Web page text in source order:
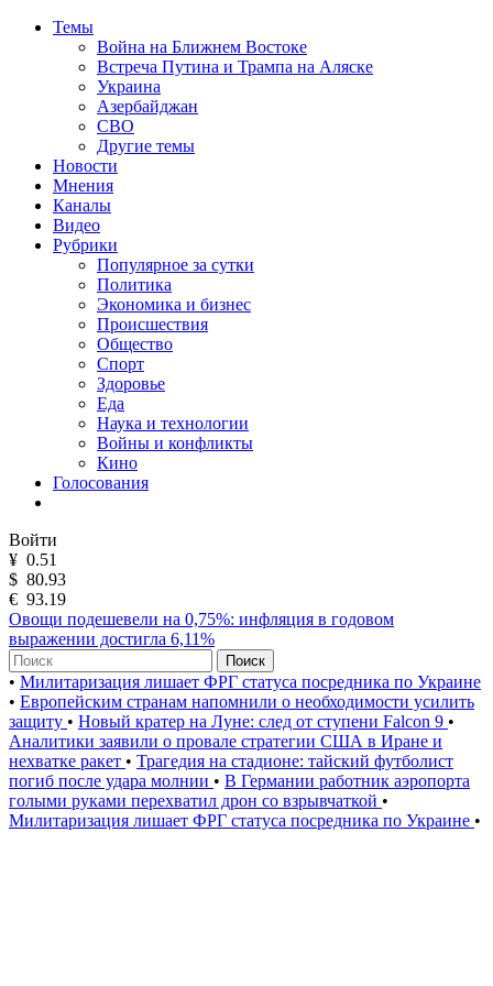
Темы
Война на Ближнем Востоке
Встреча Путина и Трампа на Аляске
Украина
Азербайджан
СВО
Другие темы
Новости
Мнения
Каналы
Видео
Рубрики
Популярное за сутки
Политика
Экономика и бизнес
Происшествия
Общество
Спорт
Здоровье
Еда
Наука и технологии
Войны и конфликты
Кино
Голосования
Войти
¥ 0.51
$ 80.93
€ 93.19
Овощи подешевели на 0,75%: инфляция в годовом
выражении достигла 6,11%
Поиск
• Милитаризация лишает ФРГ статуса посредника по Украине
• Европейским странам напомнили о необходимости усилить
защиту • Новый кратер на Луне: след от ступени Falcon 9 •
Аналитики заявили о провале стратегии США в Иране и
нехватке ракет • Трагедия на стадионе: тайский футболист
погиб после удара молнии • В Германии работник аэропорта
голыми руками перехватил дрон со взрывчаткой •
Милитаризация лишает ФРГ статуса посредника по Украине •